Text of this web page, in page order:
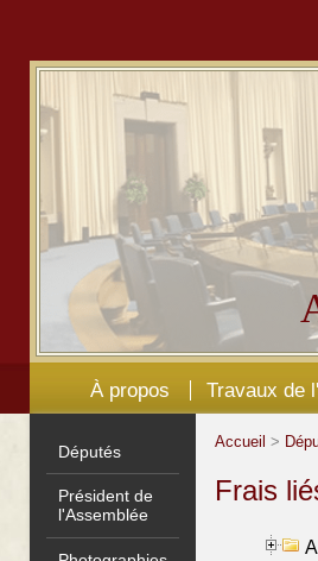
À propos Travaux de
Députés
Président de
l'Assemblée
Accueil >
Frais